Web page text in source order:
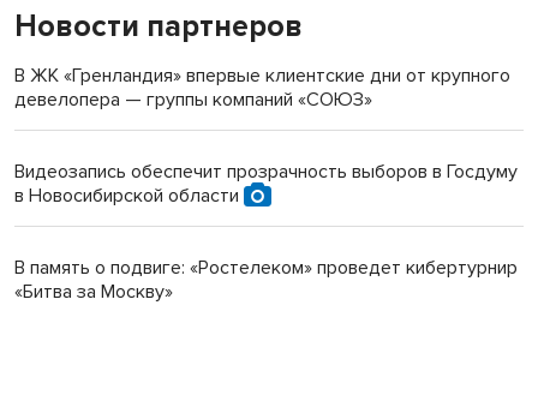
Новости партнеров
В ЖК «Гренландия» впервые клиентские дни от крупного
девелопера — группы компаний «СОЮЗ»
Видеозапись обеспечит прозрачность выборов в Госдуму
в Новосибирской области
В память о подвиге: «Ростелеком» проведет кибертурнир
«Битва за Москву»